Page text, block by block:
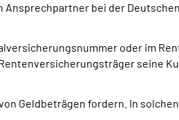
Ansprechpartner bei der Deutschen
oder im
seine
Geldbeträgen fordern. In